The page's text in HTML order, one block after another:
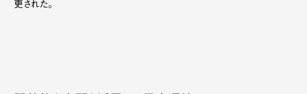
更された。